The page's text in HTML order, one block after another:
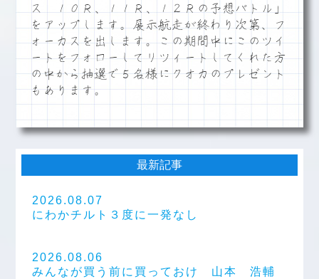
ス １０Ｒ、１１Ｒ、１２Ｒの予想バトル」
をアップします。展示航走が終わり次第、フ
ォーカスを出します。この期間中にこのツイ
ートをフォローしてリツィートしてくれた方
の中から抽選で５名様にクオカのプレゼント
もあります。
最新記事
2026.08.07
にわかチルト３度に一発なし
2026.08.06
みんなが買う前に買っておけ 山本 浩輔